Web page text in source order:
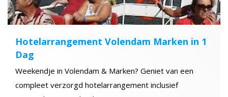
Hotelarrangement Volendam Marken in 1
Dag
Weekendje in Volendam & Marken? Geniet van een
compleet verzorgd hotelarrangement inclusief